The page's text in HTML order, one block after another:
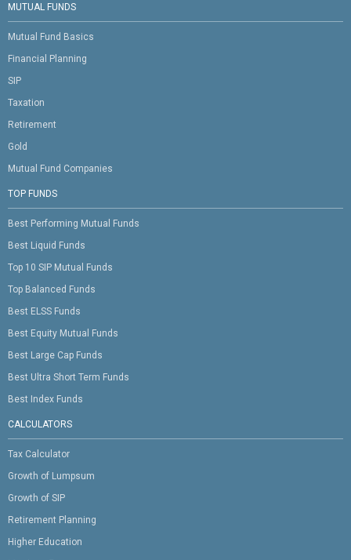
MUTUAL FUNDS
Mutual Fund Basics
Financial Planning
SIP
Taxation
Retirement
Gold
Mutual Fund Companies
TOP FUNDS
Best Performing Mutual Funds
Best Liquid Funds
Top 10 SIP Mutual Funds
Top Balanced Funds
Best ELSS Funds
Best Equity Mutual Funds
Best Large Cap Funds
Best Ultra Short Term Funds
Best Index Funds
CALCULATORS
Tax Calculator
Growth of Lumpsum
Growth of SIP
Retirement Planning
Higher Education